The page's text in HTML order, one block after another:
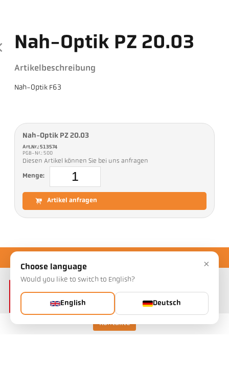
Kontakte
Nah-Optik PZ 20.03
Artikelbeschreibung
Nah-Optik F63
Nah-Optik PZ 20.03
Art.Nr.: 513574
PGB-Nr.: 500
Diesen Artikel können Sie bei uns anfragen
Menge:
Artikel anfragen
×
Choose language
Would you like to switch to English?
English Deutsch